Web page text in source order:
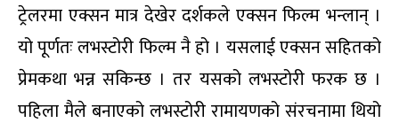
ट्रेलरमा एक्सन मात्र देखेर दर्शकले एक्सन फिल्म भन्लान् ।
यो पूर्णतः लभस्टोरी फिल्म नै हो । यसलाई एक्सन सहितको
प्रेमकथा भन्न सकिन्छ । तर यसको लभस्टोरी फरक छ ।
पहिला मैले बनाएको लभस्टोरी रामायणको संरचनामा थियो